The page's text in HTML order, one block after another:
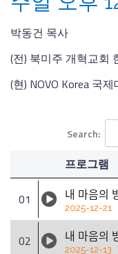
박동건 목사
(전) 북미주 개혁교회
(현) NOVO Korea 국제
Search:
프로그램
01 내 마음의
2025-12-21
02 내 마음의
2025-12-13